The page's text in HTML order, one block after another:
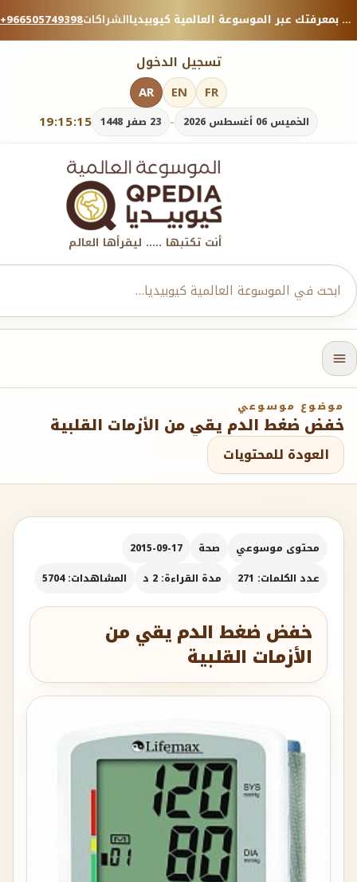
+966505749398الشراكات منصة معرفية موثوقة — شارك بمعرفتك عبر الموسوعة العالمية كيوبيديا.
تسجيل الدخول
19:15:16 الخميس 06 أغسطس 2026 - 23 صفر 1448
AR EN FR
أنت تكتبها ..... ليقرأها العالم
موضوع موسوعي
خفض ضغط الدم يقي من الأزمات القلبية
العودة للمحتويات
محتوى موسوعي صحة
2015-09-17
عدد الكلمات: 271
مدة القراءة: 2 د المشاهدات: 5704
خفض ضغط الدم يقي من
الأزمات القلبية